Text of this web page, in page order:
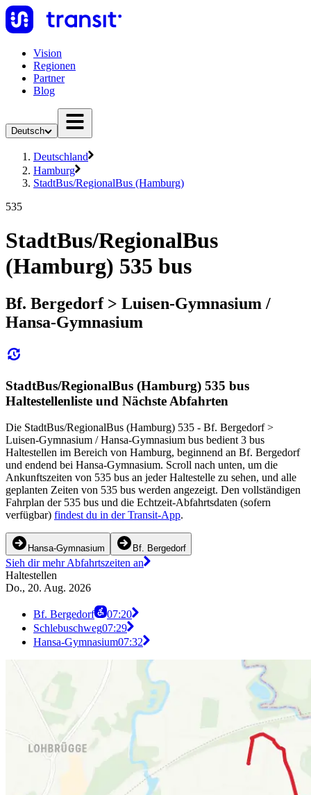
Vision
Regionen
Partner
Blog
Deutsch
Deutschland
Hamburg
StadtBus/RegionalBus (Hamburg)
535
StadtBus/RegionalBus
(Hamburg) 535 bus
Bf. Bergedorf > Luisen-Gymnasium /
Hansa-Gymnasium
StadtBus/RegionalBus (Hamburg) 535 bus
Haltestellenliste und Nächste Abfahrten
Die StadtBus/RegionalBus (Hamburg) 535 - Bf. Bergedorf >
Luisen-Gymnasium / Hansa-Gymnasium bus bedient 3 bus
Haltestellen im Bereich von Hamburg, beginnend an Bf. Bergedorf
und endend bei Hansa-Gymnasium. Scroll nach unten, um die
Ankunftszeiten von 535 bus an jeder Haltestelle zu sehen, und alle
geplanten Zeiten von 535 bus werden angezeigt. Den vollständigen
Fahrplan der 535 bus und die Echtzeit-Abfahrtsdaten (sofern
verfügbar) findest du in der Transit-App.
Hansa-Gymnasium Bf. Bergedorf
Sieh dir mehr Abfahrtszeiten an
Haltestellen
Do., 20. Aug. 2026
Bf. Bergedorf
07:20
Schlebuschweg07:29
Hansa-Gymnasium07:32